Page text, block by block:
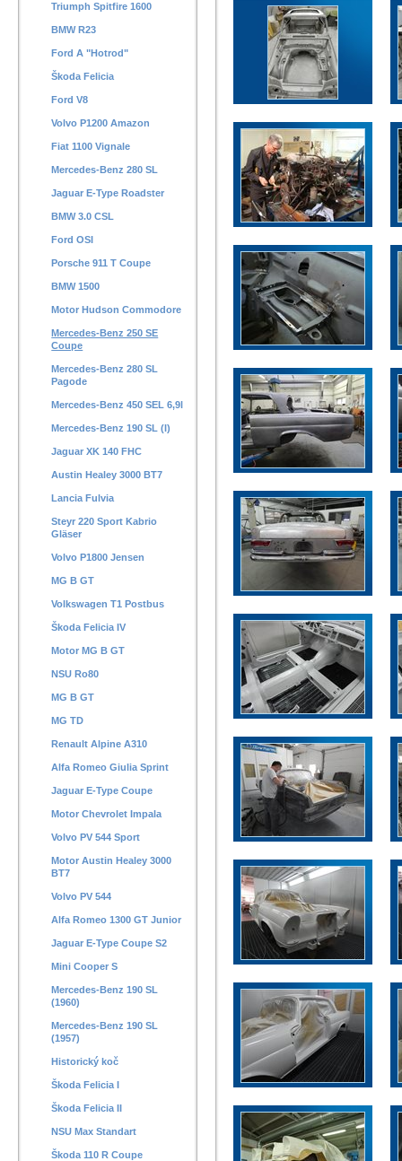
Triumph Spitfire 1600
BMW R23
Ford A "Hotrod"
Škoda Felicia
Ford V8
Volvo P1200 Amazon
Fiat 1100 Vignale
Mercedes-Benz 280 SL
Jaguar E-Type Roadster
BMW 3.0 CSL
Ford OSI
Porsche 911 T Coupe
BMW 1500
Motor Hudson Commodore
Mercedes-Benz 250 SE
Coupe
Mercedes-Benz 280 SL
Pagode
Mercedes-Benz 450 SEL 6,9l
Mercedes-Benz 190 SL (I)
Jaguar XK 140 FHC
Austin Healey 3000 BT7
Lancia Fulvia
Steyr 220 Sport Kabrio
Gläser
Volvo P1800 Jensen
MG B GT
Volkswagen T1 Postbus
Škoda Felicia IV
Motor MG B GT
NSU Ro80
MG B GT
MG TD
Renault Alpine A310
Alfa Romeo Giulia Sprint
Jaguar E-Type Coupe
Motor Chevrolet Impala
Volvo PV 544 Sport
Motor Austin Healey 3000
BT7
Volvo PV 544
Alfa Romeo 1300 GT Junior
Jaguar E-Type Coupe S2
Mini Cooper S
Mercedes-Benz 190 SL
(1960)
Mercedes-Benz 190 SL
(1957)
Historický koč
Škoda Felicia I
Škoda Felicia II
NSU Max Standart
Škoda 110 R Coupe